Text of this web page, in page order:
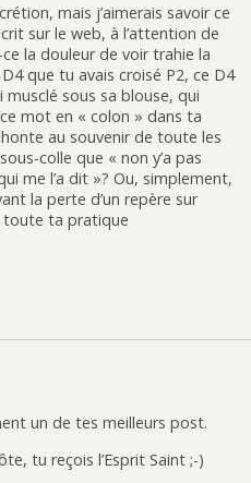
mais j’aimerais savoir ce
sur le web, à l’attention de
la douleur de voir trahie la
que tu avais croisé P2, ce D4
musclé sous sa blouse, qui
mot en « colon » dans ta
au souvenir de toute les
colle que « non y’a pas
me l’a dit »? Ou, simplement,
la perte d’un repère sur
toute ta pratique
un de tes meilleurs post.
tu reçois l’Esprit Saint ;-)